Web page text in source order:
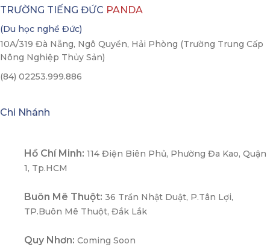
TRƯỜNG TIẾNG ĐỨC PANDA
(Du học nghề Đức)
10A/319 Đà Nẵng, Ngô Quyền, Hải Phòng (Trường Trung Cấp
Nông Nghiệp Thủy Sản)
(84) 02253.999.886
Chi Nhánh
Hồ Chí Minh: 114 Điện Biên Phủ, Phường Đa Kao, Quận
1, Tp.HCM
Buôn Mê Thuột: 36 Trần Nhật Duật, P.Tân Lợi,
TP.Buôn Mê Thuột, Đắk Lắk
Quy Nhơn: Coming Soon